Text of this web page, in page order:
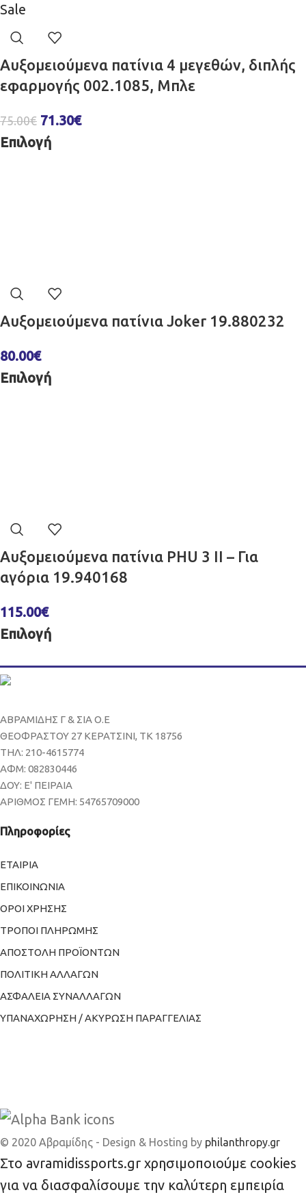
Sale
Αυξομειούμενα πατίνια 4 μεγεθών, διπλής
εφαρμογής 002.1085, Μπλε
75.00€ 71.30€
Επιλογή
Αυξομειούμενα πατίνια Joker 19.880232
80.00€
Επιλογή
Αυξομειούμενα πατίνια PHU 3 II – Για
αγόρια 19.940168
115.00€
Επιλογή
ΑΒΡΑΜΙΔΗΣ Γ & ΣΙΑ Ο.Ε
ΘΕΟΦΡΑΣΤΟΥ 27 ΚΕΡΑΤΣΙΝΙ, ΤΚ 18756
ΤΗΛ: 210-4615774
ΑΦΜ: 082830446
ΔΟΥ: Ε' ΠΕΙΡΑΙΑ
ΑΡΙΘΜΟΣ ΓΕΜΗ: 54765709000
Πληροφορίες
ΕΤΑΙΡΙΑ
ΕΠΙΚΟΙΝΩΝΙΑ
ΟΡΟΙ ΧΡΗΣΗΣ
ΤΡΟΠΟΙ ΠΛΗΡΩΜΗΣ
ΑΠΟΣΤΟΛΗ ΠΡΟΪΟΝΤΩΝ
ΠΟΛΙΤΙΚΗ ΑΛΛΑΓΩΝ
ΑΣΦΑΛΕΙΑ ΣΥΝΑΛΛΑΓΩΝ
ΥΠΑΝΑΧΩΡΗΣΗ / ΑΚΥΡΩΣΗ ΠΑΡΑΓΓΕΛΙΑΣ
© 2020 Αβραμίδης - Design & Hosting by philanthropy.gr
Στο avramidissports.gr χρησιμοποιούμε cookies
για να διασφαλίσουμε την καλύτερη εμπειρία